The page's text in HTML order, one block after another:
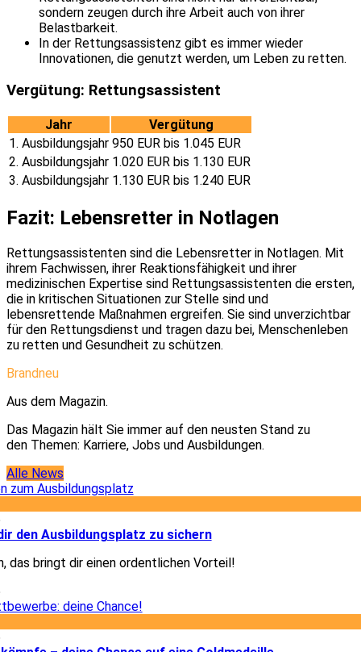
sondern zeugen durch ihre Arbeit auch von ihrer
Belastbarkeit.
In der Rettungsassistenz gibt es immer wieder
Innovationen, die genutzt werden, um Leben zu retten.
Vergütung: Rettungsassistent
Jahr
Vergütung
1. Ausbildungsjahr 950 EUR bis 1.045 EUR
2. Ausbildungsjahr 1.020 EUR bis 1.130 EUR
3. Ausbildungsjahr 1.130 EUR bis 1.240 EUR
Fazit: Lebensretter in Notlagen
Rettungsassistenten sind die Lebensretter in Notlagen. Mit
ihrem Fachwissen, ihrer Reaktionsfähigkeit und ihrer
medizinischen Expertise sind Rettungsassistenten die ersten,
die in kritischen Situationen zur Stelle sind und
lebensrettende Maßnahmen ergreifen. Sie sind unverzichtbar
für den Rettungsdienst und tragen dazu bei, Menschenleben
zu retten und Gesundheit zu schützen.
Brandneu
Aus dem Magazin.
Das Magazin hält Sie immer auf den neusten Stand zu
den Themen: Karriere, Jobs und Ausbildungen.
Alle News
den Ausbildungsplatz zu sichern
das bringt dir einen ordentlichen Vorteil!